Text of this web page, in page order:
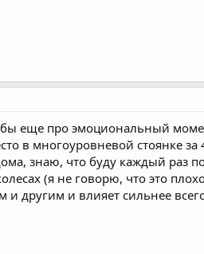
еще про эмоциональный
в многоуровневой стоянке за
знаю, что буду каждый раз
(я не говорю, что это
другим и влияет сильнее